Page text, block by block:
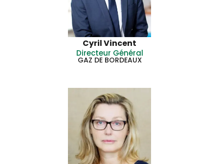
Cyril Vincent
Directeur Général
GAZ DE BORDEAUX